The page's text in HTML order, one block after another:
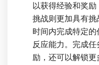
以获得经验和奖励
挑战则更加具有
时间内完成特定
反应能力。完成
励，还可以解锁更